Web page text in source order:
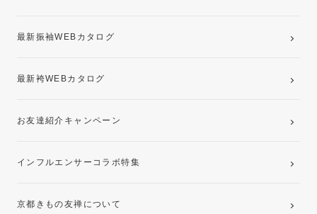
最新振袖WEBカタログ
最新袴WEBカタログ
お友達紹介キャンペーン
インフルエンサーコラボ特集
京都きもの友禅について